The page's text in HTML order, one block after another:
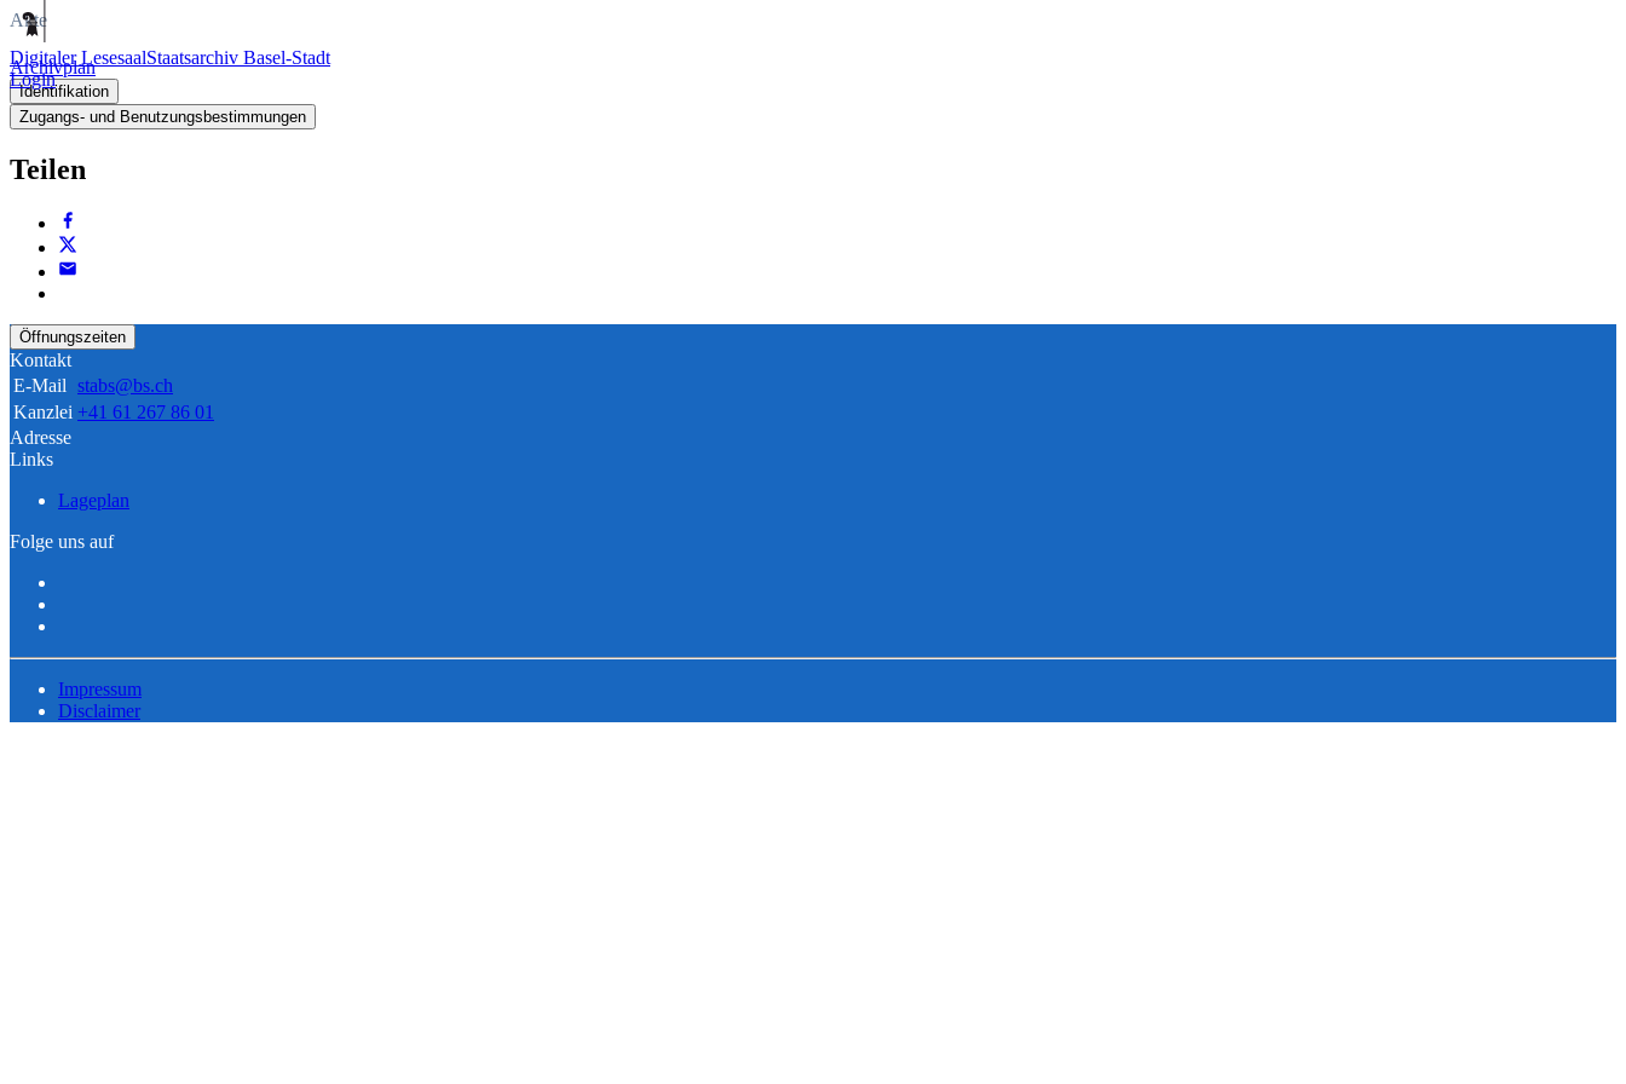
Digitaler LesesaalStaatsarchiv Basel-Stadt
Login
Akte
Archivplan
Identifikation
Zugangs- und Benutzungsbestimmungen
Teilen
Öffnungszeiten
Kontakt
E-Mail stabs@bs.ch
Kanzlei +41 61 267 86 01
Adresse
Links
Lageplan
Folge uns auf
Impressum
Disclaimer